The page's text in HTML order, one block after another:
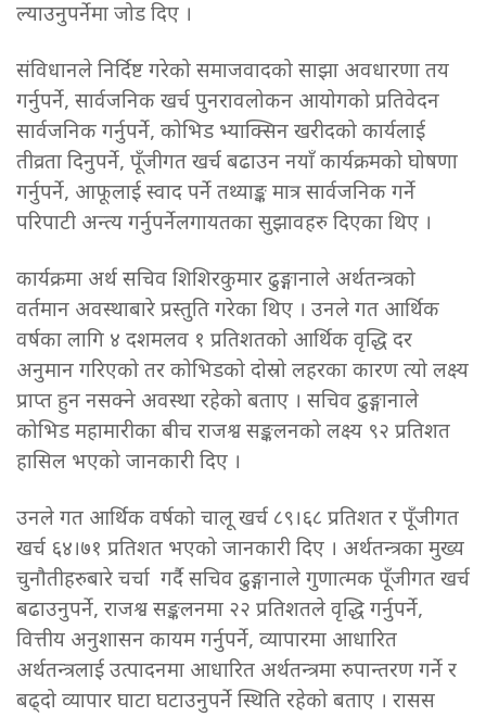
ल्याउनुपर्नेमा जोड दिए ।
संविधानले निर्दिष्ट गरेको समाजवादको साझा अवधारणा तय
गर्नुपर्ने, सार्वजनिक खर्च पुनरावलोकन आयोगको प्रतिवेदन
सार्वजनिक गर्नुपर्ने, कोभिड भ्याक्सिन खरीदको कार्यलाई
तीव्रता दिनुपर्ने, पूँजीगत खर्च बढाउन नयाँ कार्यक्रमको घोषणा
गर्नुपर्ने, आफूलाई स्वाद पर्ने तथ्याङ्क मात्र सार्वजनिक गर्ने
परिपाटी अन्त्य गर्नुपर्नेलगायतका सुझावहरु दिएका थिए ।
कार्यक्रमा अर्थ सचिव शिशिरकुमार ढुङ्गानाले अर्थतन्त्रको
वर्तमान अवस्थाबारे प्रस्तुति गरेका थिए । उनले गत आर्थिक
वर्षका लागि ४ दशमलव १ प्रतिशतको आर्थिक वृद्धि दर
अनुमान गरिएको तर कोभिडको दोस्रो लहरका कारण त्यो लक्ष्य
प्राप्त हुन नसक्ने अवस्था रहेको बताए । सचिव ढुङ्गानाले
कोभिड महामारीका बीच राजश्व सङ्कलनको लक्ष्य ९२ प्रतिशत
हासिल भएको जानकारी दिए ।
उनले गत आर्थिक वर्षको चालू खर्च ८९।६८ प्रतिशत र पूँजीगत
खर्च ६४।७१ प्रतिशत भएको जानकारी दिए । अर्थतन्त्रका मुख्य
चुनौतीहरुबारे चर्चा गर्दै सचिव ढुङ्गानाले गुणात्मक पूँजीगत खर्च
बढाउनुपर्ने, राजश्व सङ्कलनमा २२ प्रतिशतले वृद्धि गर्नुपर्ने,
वित्तीय अनुशासन कायम गर्नुपर्ने, व्यापारमा आधारित
अर्थतन्त्रलाई उत्पादनमा आधारित अर्थतन्त्रमा रुपान्तरण गर्ने र
बढ्दो व्यापार घाटा घटाउनुपर्ने स्थिति रहेको बताए । रासस